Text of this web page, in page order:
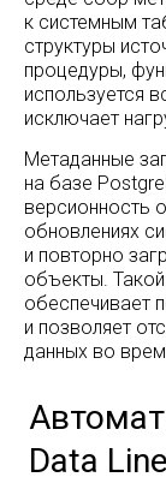
к системным
структуры
процедуры,
используется
исключает
Метаданные
на базе
версионность
обновлениях
и повторно
объекты.
обеспечивает
и позволяет
данных во
Работа с BI-